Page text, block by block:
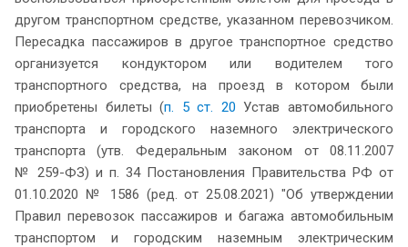
другом транспортном средстве, указанном перевозчиком.
Пересадка пассажиров в другое транспортное средство
организуется кондуктором или водителем того
транспортного средства, на проезд в котором были
приобретены билеты (п. 5 ст. 20 Устав автомобильного
транспорта и городского наземного электрического
транспорта (утв. Федеральным законом от 08.11.2007
№ 259-ФЗ) и п. 34 Постановления Правительства РФ от
01.10.2020 № 1586 (ред. от 25.08.2021) "Об утверждении
Правил перевозок пассажиров и багажа автомобильным
транспортом и городским наземным электрическим